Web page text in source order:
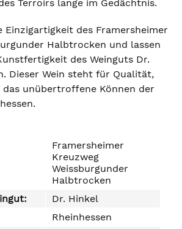
Terroirs lange im Gedächtnis.
Einzigartigkeit des Framersheimer
Halbtrocken und lassen
des Weinguts Dr.
Dieser Wein steht für Qualität,
unübertroffene Können der
Framersheimer
Kreuzweg
Weissburgunder
Halbtrocken
Dr. Hinkel
Rheinhessen